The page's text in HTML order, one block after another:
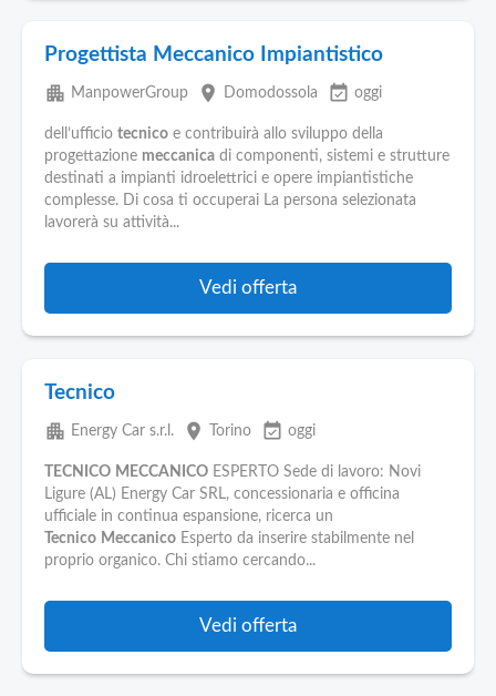
Progettista Meccanico Impiantistico
apartment ManpowerGroup place Domodossola event_available oggi
dell’ufficio tecnico e contribuirà allo sviluppo della
progettazione meccanica di componenti, sistemi e strutture
destinati a impianti idroelettrici e opere impiantistiche
complesse. Di cosa ti occuperai La persona selezionata
lavorerà su attività...
Vedi offerta
Tecnico
apartment Energy Car s.r.l. place Torino event_available oggi
TECNICO MECCANICO ESPERTO Sede di lavoro: Novi
Ligure (AL) Energy Car SRL, concessionaria e officina
ufficiale in continua espansione, ricerca un
Tecnico Meccanico Esperto da inserire stabilmente nel
proprio organico. Chi stiamo cercando...
Vedi offerta